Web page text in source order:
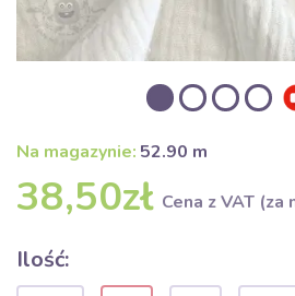
Na magazynie: 52.90 m
38,50zł Cena z VAT (za
Ilość: